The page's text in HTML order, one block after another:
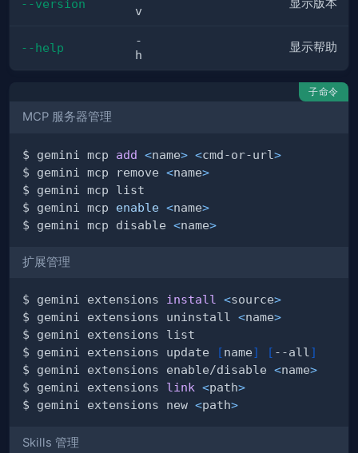
--version
v
显示版本
--help
-
h
显示帮助
子命令
MCP 服务器管理
$ gemini mcp add <name> <cmd-or-url>
$ gemini mcp remove <name>
$ gemini mcp enable <name>
$ gemini mcp disable <name>
扩展管理
$ gemini extensions install <source>
$ gemini extensions uninstall <name>
$ gemini extensions update
[name] [ --all ]
$ gemini extensions enable/disable <name>
$ gemini extensions link <path>
$ gemini extensions new <path>
Skills 管理